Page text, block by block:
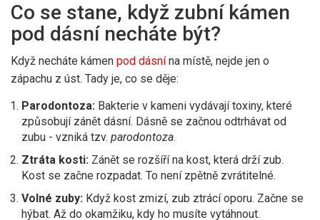
Co se stane, když zubní kámen
pod dásní necháte být?
Když necháte kámen pod dásnína místě, nejde jen o
zápachu z úst. Tady je, co se děje:
Parodontoza: Bakterie v kameni vydávají toxiny, které
způsobují zánět dásní. Dásně se začnou odtrhávat od
zubu - vzniká tzv. parodontoza.
Ztráta kosti: Zánět se rozšíří na kost, která drží zub.
Kost se začne rozpadat. To není zpětně zvrátitelné.
Volné zuby: Když kost zmizí, zub ztrácí oporu. Začne se
hýbat. Až do okamžiku, kdy ho musíte vytáhnout.